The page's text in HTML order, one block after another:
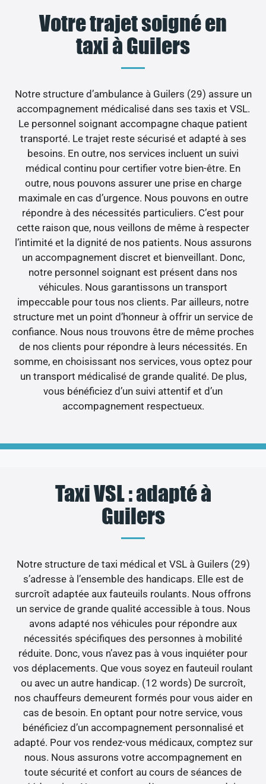
Votre trajet soigné en
taxi à Guilers
Notre structure d’ambulance à Guilers (29) assure un
accompagnement médicalisé dans ses taxis et VSL.
Le personnel soignant accompagne chaque patient
transporté. Le trajet reste sécurisé et adapté à ses
besoins. En outre, nos services incluent un suivi
médical continu pour certifier votre bien-être. En
outre, nous pouvons assurer une prise en charge
maximale en cas d’urgence. Nous pouvons en outre
répondre à des nécessités particuliers. C’est pour
cette raison que, nous veillons de même à respecter
l’intimité et la dignité de nos patients. Nous assurons
un accompagnement discret et bienveillant. Donc,
notre personnel soignant est présent dans nos
véhicules. Nous garantissons un transport
impeccable pour tous nos clients. Par ailleurs, notre
structure met un point d’honneur à offrir un service de
confiance. Nous nous trouvons être de même proches
de nos clients pour répondre à leurs nécessités. En
somme, en choisissant nos services, vous optez pour
un transport médicalisé de grande qualité. De plus,
vous bénéficiez d’un suivi attentif et d’un
accompagnement respectueux.
Taxi VSL : adapté à
Guilers
Notre structure de taxi médical et VSL à Guilers (29)
s’adresse à l’ensemble des handicaps. Elle est de
surcroît adaptée aux fauteuils roulants. Nous offrons
un service de grande qualité accessible à tous. Nous
avons adapté nos véhicules pour répondre aux
nécessités spécifiques des personnes à mobilité
réduite. Donc, vous n’avez pas à vous inquiéter pour
vos déplacements. Que vous soyez en fauteuil roulant
ou avec un autre handicap. (12 words) De surcroît,
nos chauffeurs demeurent formés pour vous aider en
cas de besoin. En optant pour notre service, vous
bénéficiez d’un accompagnement personnalisé et
adapté. Pour vos rendez-vous médicaux, comptez sur
nous. Nous assurons votre accompagnement en
toute sécurité et confort au cours de séances de